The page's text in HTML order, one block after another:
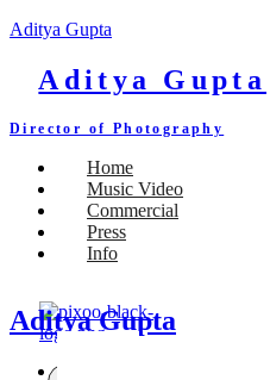
Aditya Gupta
Aditya Gupta
Director of Photography
Home
Music Video
Commercial
Press
Info
Aditya Gupta